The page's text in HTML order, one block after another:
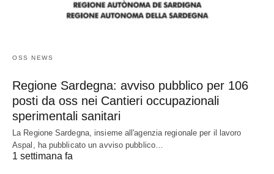
OSS NEWS
Regione Sardegna: avviso pubblico per 106
posti da oss nei Cantieri occupazionali
sperimentali sanitari
La Regione Sardegna, insieme all'agenzia regionale per il lavoro
Aspal, ha pubblicato un avviso pubblico…
1 settimana fa